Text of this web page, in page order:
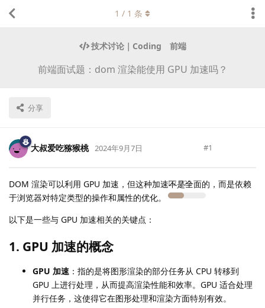
技术讨论｜Coding 前端
前端面试题：dom 渲染能使用 GPU 加速吗？
分享
1 / 1 条
大叔爱吃猕猴桃
Lv.223
2024年9月7日 #1
DOM 渲染可以利用 GPU 加速，但这种加速不是全面的，而是依赖
于浏览器对特定类型的操作和属性的优化。
以下是一些与 GPU 加速相关的关键点：
1. GPU 加速的概念
GPU 加速 ：指的是将图形渲染的部分任务从 CPU 转移到
GPU 上进行处理，从而提高渲染性能和效率。GPU 适合处理
并行任务，这使得它在图形处理和渲染方面特别有效。